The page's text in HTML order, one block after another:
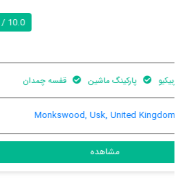
هنوز اطلاعات کاملی توسط کاربران اعلام نشده است
62 Maryport Street, Usk, Usk, United Kingdom, NP15 1AD